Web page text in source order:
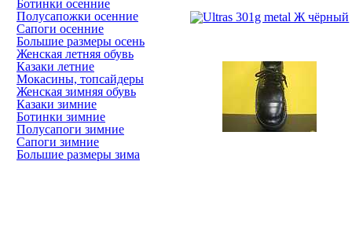
Ботинки осенние
Полусапожки осенние
Сапоги осенние
Большие размеры осень
Женская летняя обувь
Казаки летние
Мокасины, топсайдеры
Женская зимняя обувь
Казаки зимние
Ботинки зимние
Полусапоги зимние
Сапоги зимние
Большие размеры зима